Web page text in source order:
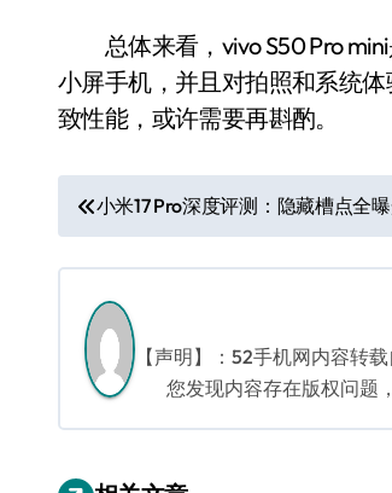
总体来看，vivo S50 Pro mini
小屏手机，并且对拍照和系统
致性能，或许需要再斟酌。
文
章
导
航
小米17 Pro深度评测：隐藏槽点全曝
【声明】：52手机网内容转
您发现内容存在版权问题